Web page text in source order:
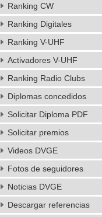
Ranking CW
Ranking Digitales
Ranking V-UHF
Activadores V-UHF
Ranking Radio Clubs
Diplomas concedidos
Solicitar Diploma PDF
Solicitar premios
Videos DVGE
Fotos de seguidores
Noticias DVGE
Descargar referencias